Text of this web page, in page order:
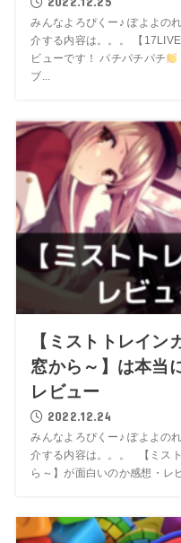
みんなよろぴくー♪ ぽよよの
介する内容は。。。 【
ビューです！ パチパチパチ
ブ...
【ミストトレイン
窓から～】は本当
レビュー
2022.12.24
みんなよろぴくー♪ ぽよよの
介する内容は。。。 【ミス
ら～】が面白いのか感想・レ